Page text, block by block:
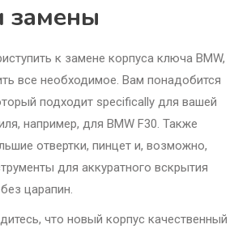
замены
к замене корпуса ключа BMW,
все необходимое. Вам понадобится
подходит specifically для вашей
например, для BMW F30. Также
отвертки, пинцет и, возможно,
для аккуратного вскрытия
царапин.
что новый корпус качественный